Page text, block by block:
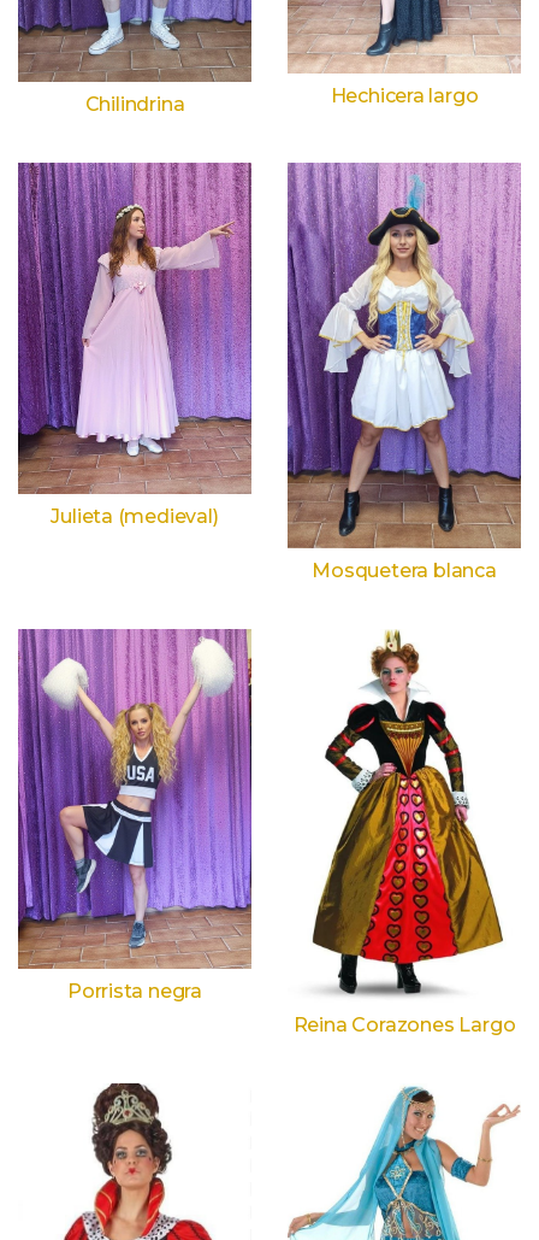
Chilindrina Hechicera largo
Julieta (medieval)
Mosquetera blanca
Porrista negra
Reina Corazones Largo